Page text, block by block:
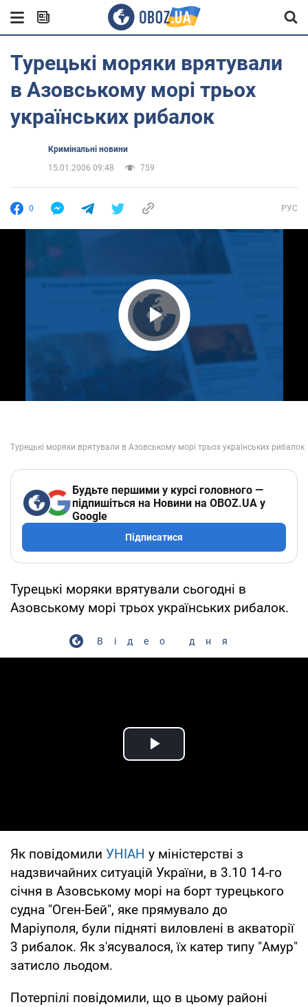
Турецькі моряки врятували
в Азовському морі трьох
українських рибалок
Кримінальні новини
15.01.2006 09:48
759
0 РУС
Play Video
Будьте першими у курсі головного —
підпишіться на Новини на OBOZ.UA у
Google
Підписатися
Турецькі моряки врятували сьогодні в
Азовському морі трьох українських рибалок.
Відео дня
Play Video
Як повідомили УНІАН у міністерстві з
надзвичайних ситуацій України, в 3.10 14-го
січня в Азовському морі на борт турецького
судна "Оген-Бей", яке прямувало до
Маріуполя, були підняті виловлені в акваторії
3 рибалок. Як з'ясувалося, їх катер типу "Амур"
затисло льодом.
Потерпілі повідомили, що в цьому районі